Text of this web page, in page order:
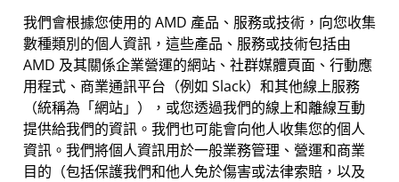
我們會根據您使用的 AMD 產品、服務或技術，向您收集
數種類別的個人資訊，這些產品、服務或技術包括由
AMD 及其關係企業營運的網站、社群媒體頁面、行動應
用程式、商業通訊平台（例如 Slack）和其他線上服務
（統稱為「網站」），或您透過我們的線上和離線互動
提供給我們的資訊。我們也可能會向他人收集您的個人
資訊。我們將個人資訊用於一般業務管理、營運和商業
目的（包括保護我們和他人免於傷害或法律索賠，以及